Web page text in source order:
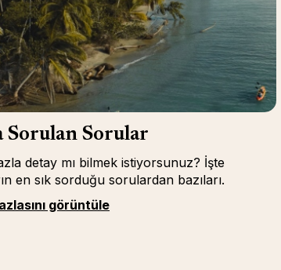
Sorulan Sorular
detay mı bilmek istiyorsunuz? İşte
en sık sorduğu sorulardan bazıları.
görüntüle